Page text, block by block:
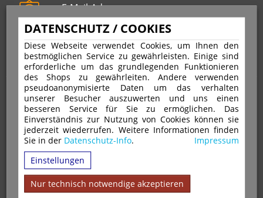
DATENSCHUTZ / COOKIES
Diese Webseite verwendet Cookies, um Ihnen den
bestmöglichen Service zu gewährleisten. Einige sind
erforderliche um das grundlegenden Funktionieren
des Shops zu gewährleiten. Andere verwenden
pseudoanonymisierte Daten um das verhalten
unserer Besucher auszuwerten und uns einen
besseren Service für Sie zu ermöglichen. Das
Einverständnis zur Nutzung von Cookies können sie
jederzeit wiederrufen. Weitere Informationen finden
Sie in der Datenschutz-Info.
Impressum
Einstellungen
Nur technisch notwendige akzeptieren
E-Mail-Adresse
info@stempelfritz.de
Telefon
0221 677 812 08
Über uns
VERTRAG WIDERRUFEN
IMPRESSUM
DATENSCHUTZ
WIDERRUFSRECHT
AGB
VERSAND & ZAHLUNGSARTEN
WARENKORB
MAGAZIN